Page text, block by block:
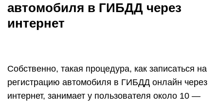
автомобиля в ГИБДД через
интернет
Собственно, такая процедура, как записаться на
регистрацию автомобиля в ГИБДД онлайн через
интернет, занимает у пользователя около 10 —